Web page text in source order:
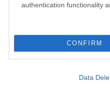
authentication functionality
CONFIRM
Data